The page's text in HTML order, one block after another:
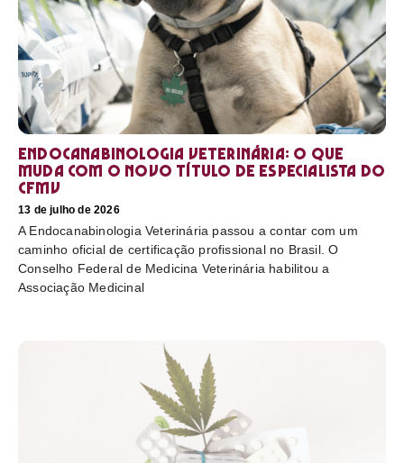
Endocanabinologia Veterinária: o que
muda com o novo título de especialista do
CFMV
13 de julho de 2026
A Endocanabinologia Veterinária passou a contar com um
caminho oficial de certificação profissional no Brasil. O
Conselho Federal de Medicina Veterinária habilitou a
Associação Medicinal